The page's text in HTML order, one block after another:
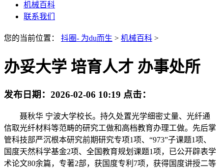
机械百科
联系我们
您的当前位置： 抖圈- 为du而生 > 机械百科 >
办妥大学 培育人才 办事处所
发布日期： 2026-02-06 10:19 点击：
聂秋华 宁波大学校长。持久处置光学细密丈量、光纤通
信取光纤材料等范畴的研究工做和高档教育办理工做。先后掌
管科技部严沉根本研究前期研究专项1项、“973”子课题1项、
国度天然科学基金2项、全国教育规划课题1项，已公开辟表学
术论文80余篇，专著2部，获国度专利7项，获得国度讲授二等